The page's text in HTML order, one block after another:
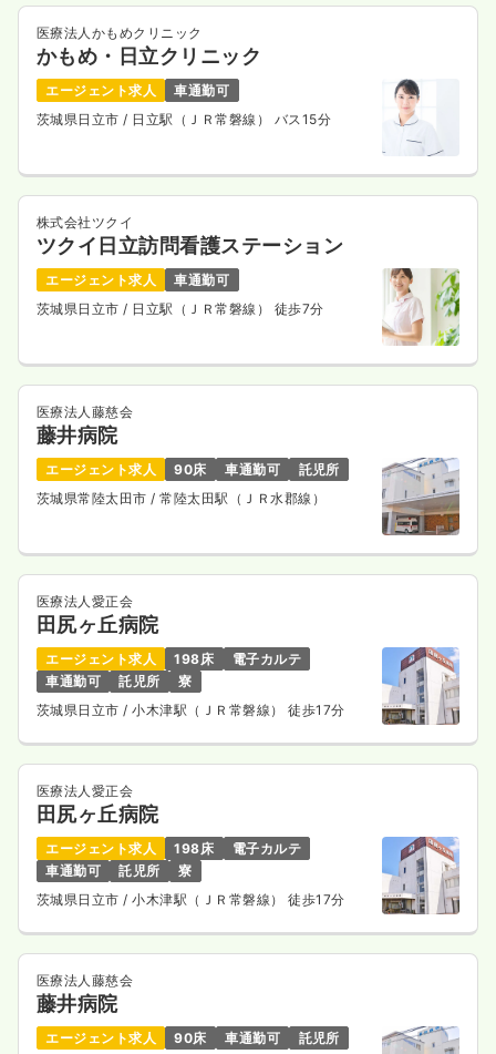
医療法人かもめクリニック
かもめ・日立クリニック
エージェント求人
車通勤可
茨城県日立市 / 日立駅（ＪＲ常磐線） バス15分
株式会社ツクイ
ツクイ日立訪問看護ステーション
エージェント求人
車通勤可
茨城県日立市 / 日立駅（ＪＲ常磐線） 徒歩7分
医療法人藤慈会
藤井病院
エージェント求人 90床 車通勤可
託児所
茨城県常陸太田市 / 常陸太田駅（ＪＲ水郡線）
医療法人愛正会
田尻ヶ丘病院
エージェント求人 198床
電子カルテ
車通勤可
託児所
寮
茨城県日立市/ 小木津駅（ＪＲ常磐線） 徒歩17分
医療法人愛正会
田尻ヶ丘病院
エージェント求人 198床
電子カルテ
車通勤可
託児所
寮
茨城県日立市/ 小木津駅（ＪＲ常磐線） 徒歩17分
医療法人藤慈会
藤井病院
エージェント求人 90床 車通勤可 託児所